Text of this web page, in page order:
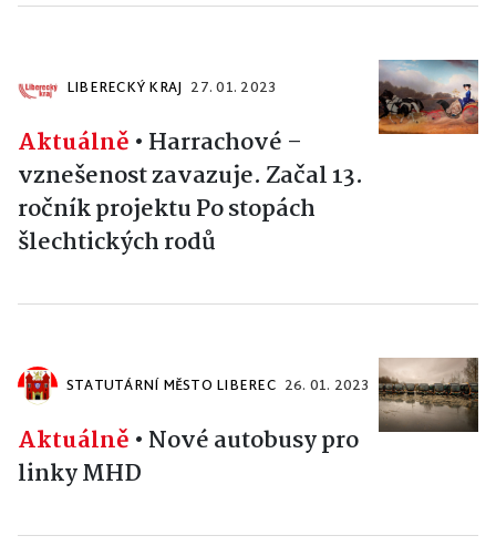
LIBERECKÝ KRAJ 27. 01. 2023
Aktuálně • Harrachové –
vznešenost zavazuje. Začal 13.
ročník projektu Po stopách
šlechtických rodů
STATUTÁRNÍ MĚSTO LIBEREC 26. 01. 2023
Aktuálně • Nové autobusy pro
linky MHD